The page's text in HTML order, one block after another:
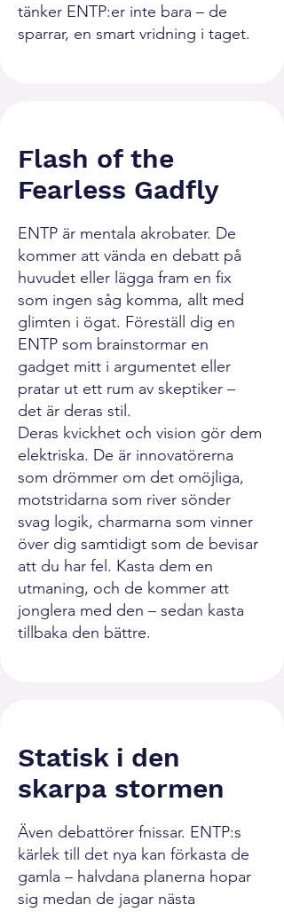
tänker ENTP:er inte bara – de
sparrar, en smart vridning i taget.
Flash of the
Fearless Gadfly
ENTP är mentala akrobater. De
kommer att vända en debatt på
huvudet eller lägga fram en fix
som ingen såg komma, allt med
glimten i ögat. Föreställ dig en
ENTP som brainstormar en
gadget mitt i argumentet eller
pratar ut ett rum av skeptiker –
det är deras stil.
Deras kvickhet och vision gör dem
elektriska. De är innovatörerna
som drömmer om det omöjliga,
motstridarna som river sönder
svag logik, charmarna som vinner
över dig samtidigt som de bevisar
att du har fel. Kasta dem en
utmaning, och de kommer att
jonglera med den – sedan kasta
tillbaka den bättre.
Statisk i den
skarpa stormen
Även debattörer fnissar. ENTP:s
kärlek till det nya kan förkasta de
gamla – halvdana planerna hopar
sig medan de jagar nästa